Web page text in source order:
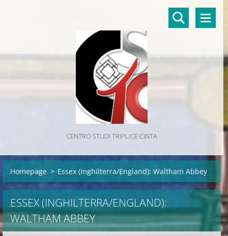
CENTRO STUDI TRIPLICE CINTA
Homepage > Essex (Inghilterra/England): Waltham Abbey
ESSEX (INGHILTERRA/ENGLAND):
WALTHAM ABBEY